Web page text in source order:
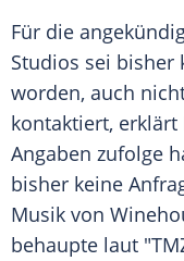
Für die
Studios sei bisher
worden, auch
kontaktiert, erklärt
Angaben zufolge
bisher keine
Musik von
behaupte laut